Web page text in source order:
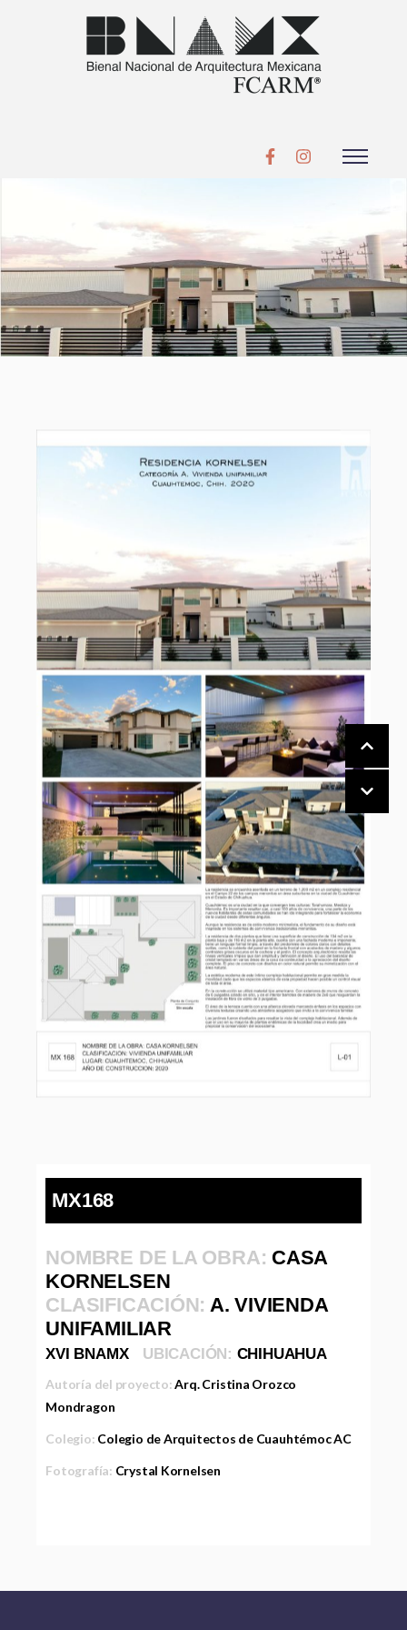
MX168
NOMBRE DE LA OBRA: CASA
KORNELSEN
CLASIFICACIÓN:A. VIVIENDA
UNIFAMILIAR
XVI BNAMX UBICACIÓN: CHIHUAHUA
Autoría del proyecto:Arq. Cristina Orozco
Mondragon
Colegio: Colegio de Arquitectos de Cuauhtémoc AC
Fotografía: Crystal Kornelsen